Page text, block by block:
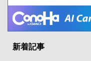
新着記事